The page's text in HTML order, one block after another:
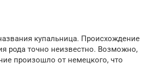
купальница. Происхождение
рода точно неизвестно. Возможно,
произошло от немецкого, что